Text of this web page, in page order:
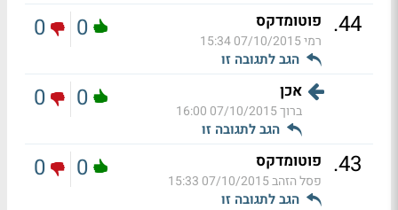
44
. פוטומדקס
רמי07/10/2015 15:34
הגב לתגובה זו
0
0
אכן
ברוך07/10/2015 16:00
הגב לתגובה זו
0
0
43
. פוטומדקס
פסל הזהב07/10/2015 15:33
הגב לתגובה זו
0
0